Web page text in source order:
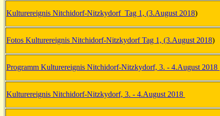
Kulturereignis Nitchidorf-Nitzkydorf Tag 1, (3.August 2018)
Fotos Kulturereignis Nitchidorf-Nitzkydorf Tag 1, (3.August 2018)
Programm Kulturereignis Nitchidorf-Nitzkydorf, 3. - 4.August 2018
Kulturereignis Nitchidorf-Nitzkydorf, 3. - 4.August 2018